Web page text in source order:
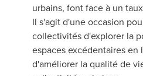
urbains, font face à un
Il s'agit d'une occasion
collectivités d'explorer la
espaces excédentaires
d'améliorer la qualité de